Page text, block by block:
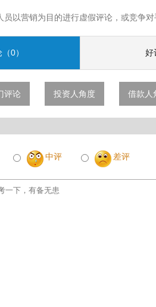
员以营销为目的进行虚假评论，或竞争
0） 好
评论 投资人角度 借款人
中评 差评